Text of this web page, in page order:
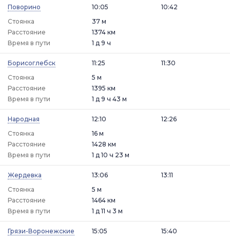
Поворино
10:05
Стоянка
37 м
10:42
Расстояние
1374 км
Время в пути
1 д 9 ч
Борисоглебск
11:25
Стоянка
5 м
11:30
Расстояние
1395 км
Время в пути
1 д 9 ч 43 м
Народная
12:10
Стоянка
16 м
12:26
Расстояние
1428 км
Время в пути
1 д 10 ч 23 м
Жердевка
13:06
Стоянка
5 м
13:11
Расстояние
1464 км
Время в пути
1 д 11 ч 3 м
Грязи-Воронежские
15:05
15:40